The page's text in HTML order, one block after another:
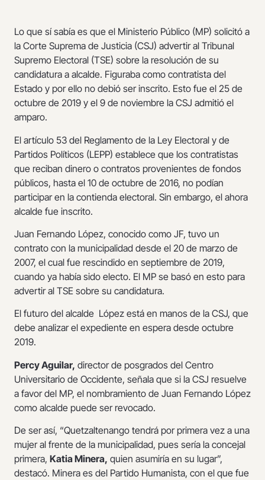
Lo que sí sabía es que el Ministerio Público (MP) solicitó a
la Corte Suprema de Justicia (CSJ) advertir al Tribunal
Supremo Electoral (TSE) sobre la resolución de su
candidatura a alcalde. Figuraba como contratista del
Estado y por ello no debió ser inscrito. Esto fue el 25 de
octubre de 2019 y el 9 de noviembre la CSJ admitió el
amparo.
El artículo 53 del Reglamento de la Ley Electoral y de
Partidos Políticos (LEPP) establece que los contratistas
que reciban dinero o contratos provenientes de fondos
públicos, hasta el 10 de octubre de 2016, no podían
participar en la contienda electoral. Sin embargo, el ahora
alcalde fue inscrito.
Juan Fernando López, conocido como JF, tuvo un
contrato con la municipalidad desde el 20 de marzo de
2007, el cual fue rescindido en septiembre de 2019,
cuando ya había sido electo. El MP se basó en esto para
advertir al TSE sobre su candidatura.
El futuro del alcalde López está en manos de la CSJ, que
debe analizar el expediente en espera desde octubre
2019.
Percy Aguilar, director de posgrados del Centro
Universitario de Occidente, señala que si la CSJ resuelve
a favor del MP, el nombramiento de Juan Fernando López
como alcalde puede ser revocado.
De ser así, “Quetzaltenango tendrá por primera vez a una
mujer al frente de la municipalidad, pues sería la concejal
primera, Katia Minera, quien asumiría en su lugar”,
destacó. Minera es del Partido Humanista, con el que fue